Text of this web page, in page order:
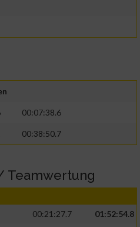
00:07:38.6
00:38:50.7
Teamwertung
00:21:27.7
01:52:54.8